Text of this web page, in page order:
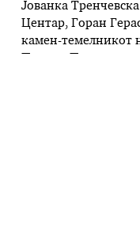
Јованка
Центар, Горан
камен-темелникот